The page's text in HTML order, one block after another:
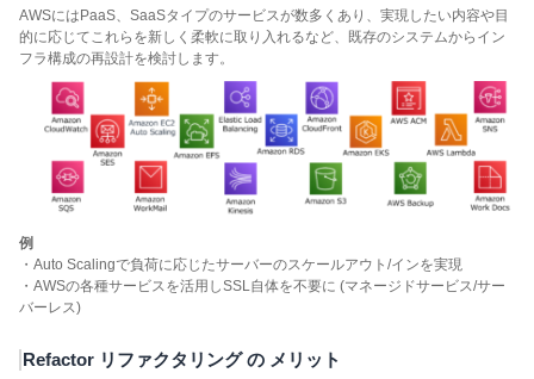
AWSにはPaaS、SaaSタイプのサービスが数多くあり、実現したい内容や目
的に応じてこれらを新しく柔軟に取り入れるなど、既存のシステムからイン
フラ構成の再設計を検討します。
例
・Auto Scalingで負荷に応じたサーバーのスケールアウト/インを実現
・AWSの各種サービスを活用しSSL自体を不要に (マネージドサービス/サー
バーレス)
Refactor リファクタリング の メリット